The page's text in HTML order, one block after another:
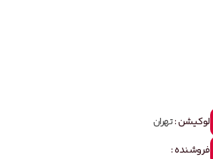
لوکیشن :تهران
فروشنده :